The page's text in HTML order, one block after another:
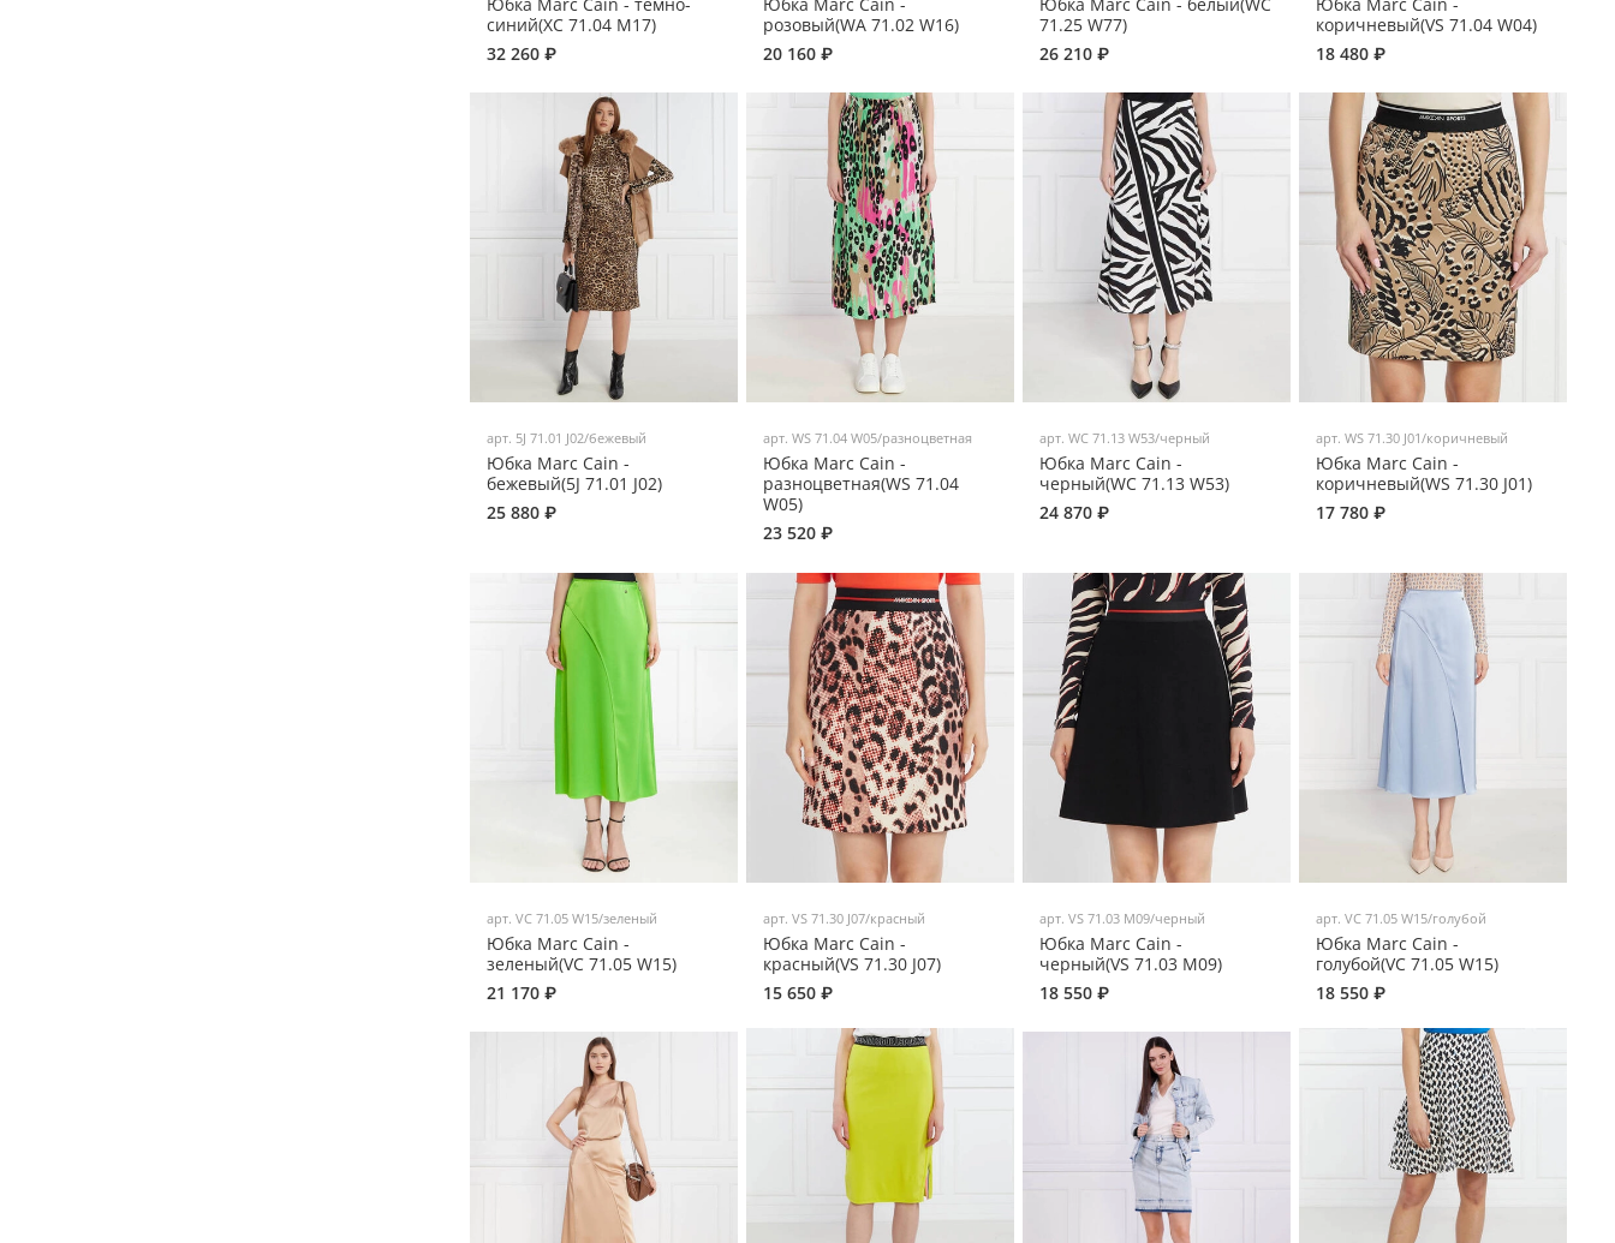
синий(XC 71.04 M17)
32 260 ₽
розовый(WA 71.02 W16)
20 160 ₽
71.25 W77)
26 210 ₽
коричневый(VS 71.04 W04)
18 480 ₽
арт. 5J 71.01 J02/бежевый
Юбка Marc Cain -
бежевый(5J 71.01 J02)
25 880 ₽
арт.WS 71.04 W05/разноцветная
Юбка Marc Cain -
разноцветная(WS 71.04
W05)
23 520 ₽
арт.WC 71.13 W53/черный
Юбка Marc Cain -
черный(WC 71.13 W53)
24 870 ₽
арт. WS 71.30 J01/коричневый
Юбка Marc Cain -
коричневый(WS 71.30 J01)
17 780 ₽
арт.VC 71.05 W15/зеленый
Юбка Marc Cain -
зеленый(VC 71.05 W15)
21 170 ₽
арт.VS 71.30 J07/красный
Юбка Marc Cain -
красный(VS 71.30 J07)
15 650 ₽
арт.VS 71.03 M09/черный
Юбка Marc Cain -
черный(VS 71.03 M09)
18 550 ₽
арт. VC 71.05 W15/голубой
Юбка Marc Cain -
голубой(VC 71.05 W15)
18 550 ₽